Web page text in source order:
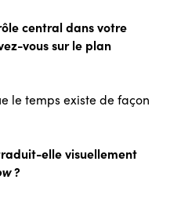
central dans votre
vous sur le plan
le temps existe de façon
elle visuellement
?